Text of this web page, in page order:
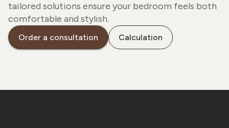
tailored solutions ensure your bedroom feels both
comfortable and stylish.
Order a consultation Calculation